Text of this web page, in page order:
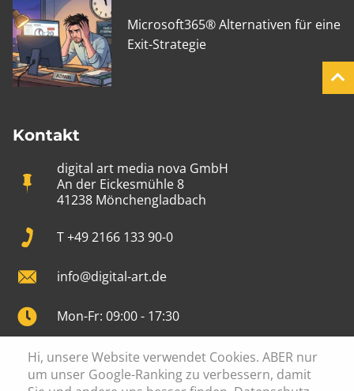
Microsoft365® Alternativen für eine
Exit-Strategie
Kontakt
digital art media nova GmbH
An der Eickesmühle 8
41238 Mönchengladbach
T +49 2166 133 90-0
info@digital-art.de
Mon-Fr: 09:00 - 17:30
Hi, unsere Website verwendet Cookies. ABER nur
um unser Google-Ranking zu verbessern, damit